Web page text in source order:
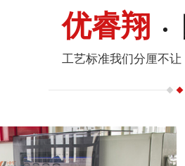
优睿翔
工艺标准我们分厘不让